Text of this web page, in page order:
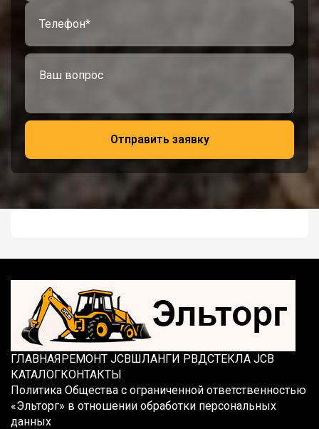
Отправить заявку
ГЛАВНАЯРЕМОНТ JCBШЛАНГИ РВДСТЕКЛА JCB
КАТАЛОГКОНТАКТЫ
Политика Общества с ограниченной ответственностью
«Эльторг» в отношении обработки персональных
данных